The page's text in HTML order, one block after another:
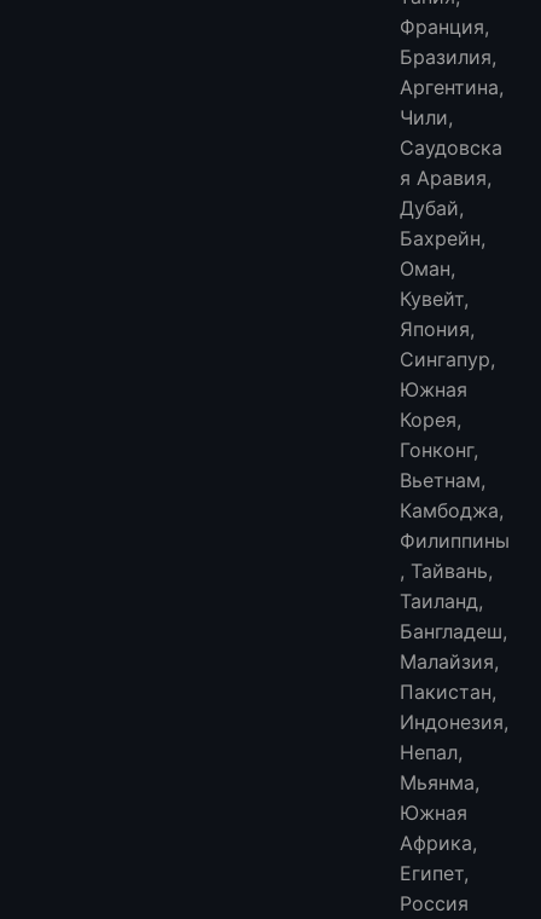
Франция,
Бразилия,
Аргентина,
Чили,
Саудовска
я Аравия,
Дубай,
Бахрейн,
Оман,
Кувейт,
Япония,
Сингапур,
Южная
Корея,
Гонконг,
Вьетнам,
Камбоджа,
Филиппины
, Тайвань,
Таиланд,
Бангладеш,
Малайзия,
Пакистан,
Индонезия,
Непал,
Мьянма,
Южная
Африка,
Египет,
Россия